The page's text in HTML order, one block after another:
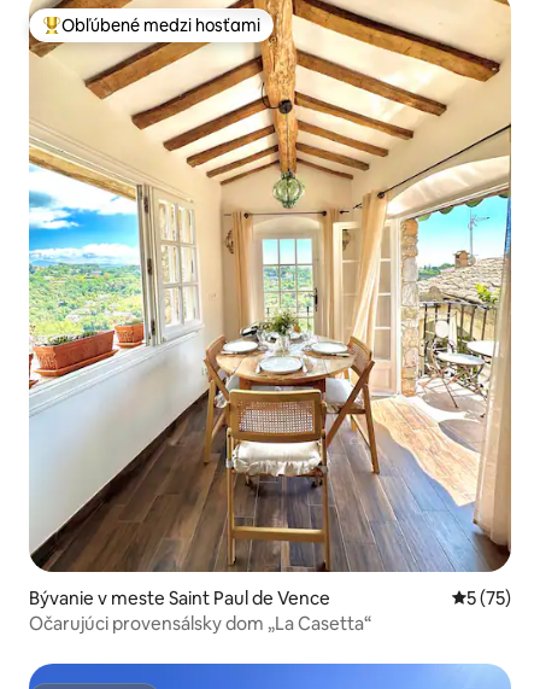
Najobľúbenejšie medzi hosťami
Obľúbené medzi hosťami
Bývanie v meste Saint Paul de Vence
5 (75)
Očarujúci provensálsky dom „La Casetta“